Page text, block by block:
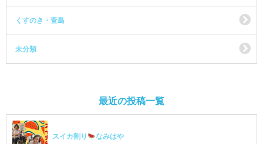
くすのき・萱島
未分類
最近の投稿一覧
スイカ割り なみはや